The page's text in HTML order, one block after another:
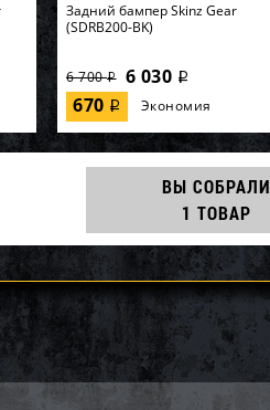
Задний бампер Skinz Gear
(SDRB200-BK)
6 700i 6 030 i
670 i Экономия
ВЫ СОБРАЛИ
1 ТОВАР